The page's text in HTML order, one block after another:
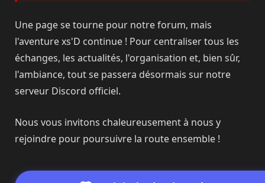
Une page se tourne pour notre forum, mais
l'aventure xs'D continue ! Pour centraliser tous les
échanges, les actualités, l'organisation et, bien sûr,
l'ambiance, tout se passera désormais sur notre
serveur Discord officiel.
Nous vous invitons chaleureusement à nous y
rejoindre pour poursuivre la route ensemble !